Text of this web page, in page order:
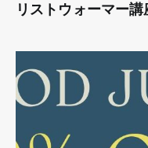
リストウォーマー